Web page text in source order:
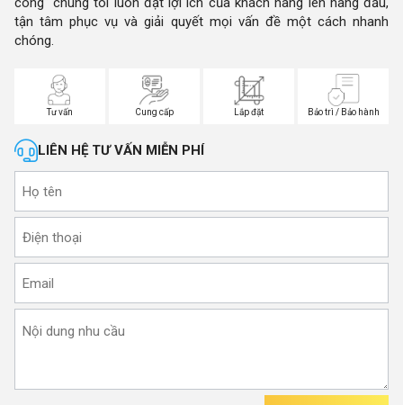
tận tâm phục vụ và giải quyết mọi vấn đề một cách nhanh
chóng.
Tư vấn Cung cấp Lắp đặt Bảo trì / Bảo hành
LIÊN HỆ TƯ VẤN MIỄN PHÍ